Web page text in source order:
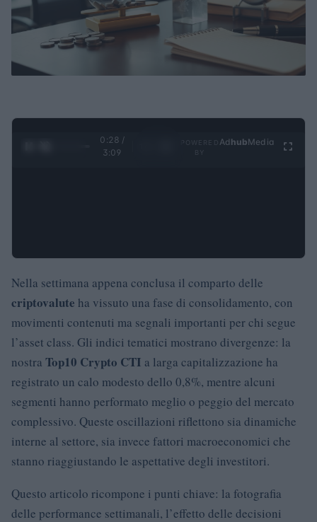
0:29 /
3:09
Ad hubMedia
Nella settimana appena conclusa il comparto delle
criptovalute ha vissuto una fase di consolidamento, con
movimenti contenuti ma segnali importanti per chi segue
l’asset class. Gli indici tematici mostrano divergenze: la
nostra Top10 Crypto CTI a larga capitalizzazione ha
registrato un calo modesto dello 0,8%, mentre alcuni
segmenti hanno performato meglio o peggio del mercato
complessivo. Queste oscillazioni riflettono sia dinamiche
interne al settore, sia invece fattori macroeconomici che
stanno riaggiustando le aspettative degli investitori.
Questo articolo ricompone i punti chiave: la fotografia
delle performance settimanali, l’effetto delle decisioni